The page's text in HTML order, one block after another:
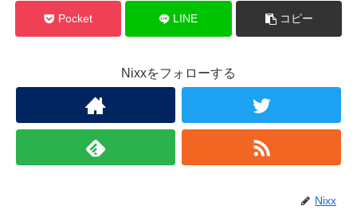
Pocket LINE コピー
Nixxをフォローする
Nixx